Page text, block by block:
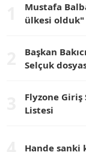
Dr.
Köşe
Köşe
Mustafa
ülkesi olduk"
Başkan
Selçuk
Flyzone Giriş
Listesi
Hande sanki